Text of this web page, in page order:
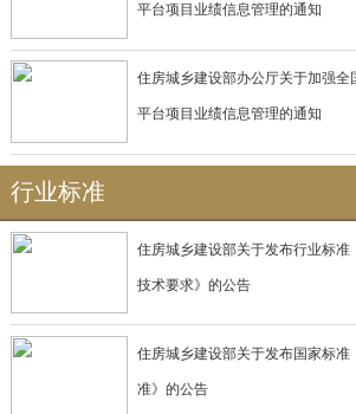
平台项目业绩信息管理的通知
住房城乡建设部办公厅关于加强全
平台项目业绩信息管理的通知
行业标准
住房城乡建设部关于发布行业标
技术要求》的公告
住房城乡建设部关于发布国家标
准》的公告